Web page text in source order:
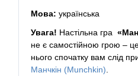
Мова: українська
Увага! Настільна гра
не є самостійною грою –
нього спочатку вам слід
Манчкін (Munchkin)